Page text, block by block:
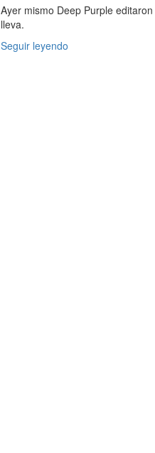
Ayer mismo Deep Purple editaron
lleva.
Seguir leyendo